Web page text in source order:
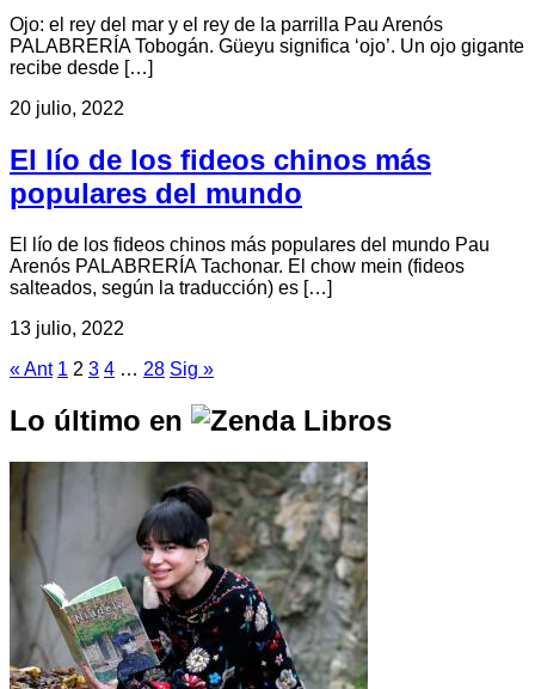
Ojo: el rey del mar y el rey de la parrilla Pau Arenós
PALABRERÍA Tobogán. Güeyu significa ‘ojo’. Un ojo gigante
recibe desde […]
20 julio, 2022
El lío de los fideos chinos más
populares del mundo
El lío de los fideos chinos más populares del mundo Pau
Arenós PALABRERÍA Tachonar. El chow mein (fideos
salteados, según la traducción) es […]
13 julio, 2022
« Ant 1 2 3 4 … 28 Sig »
Lo último en